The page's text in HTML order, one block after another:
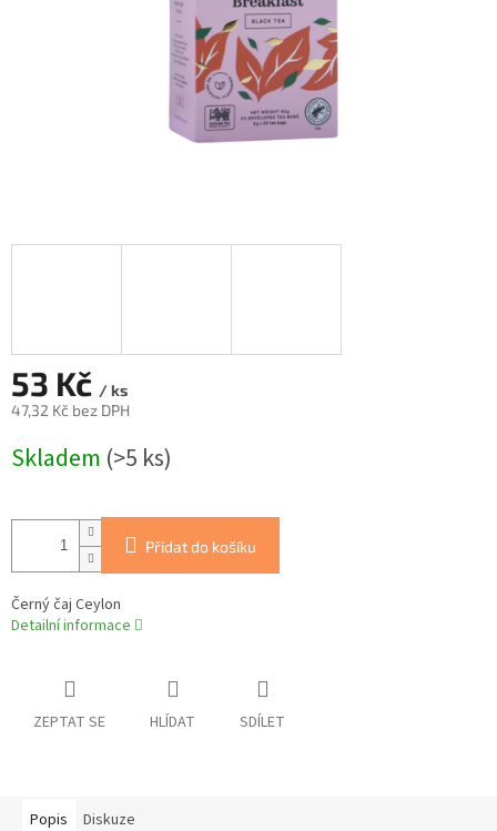
53 Kč / ks
47,32 Kč bez DPH
cena:
Skladem (>5 ks)
Přidat do košíku
Černý čaj Ceylon
Detailní informace
ZEPTAT SE HLÍDAT SDÍLET
Popis Diskuze